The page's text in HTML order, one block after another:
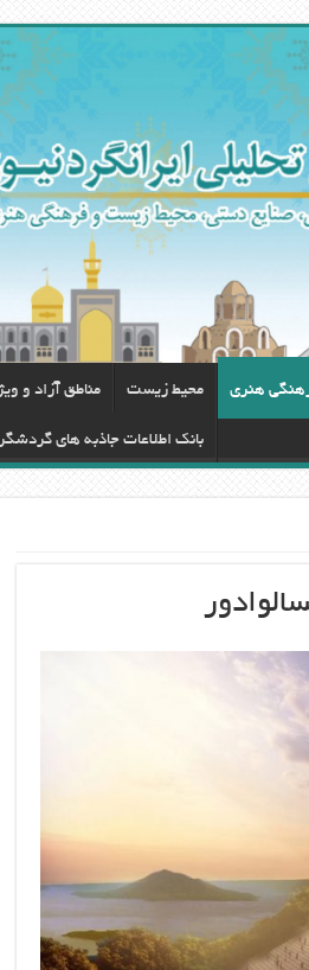
هنری محيط زيست مناطق آزاد و
بانک اطلاعات جاذبه های